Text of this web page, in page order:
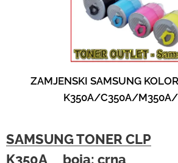
ZAMJENSKI SAMSUNG
K350A/C350A/M350A/
SAMSUNG TONER CLP
K350A boja: crna